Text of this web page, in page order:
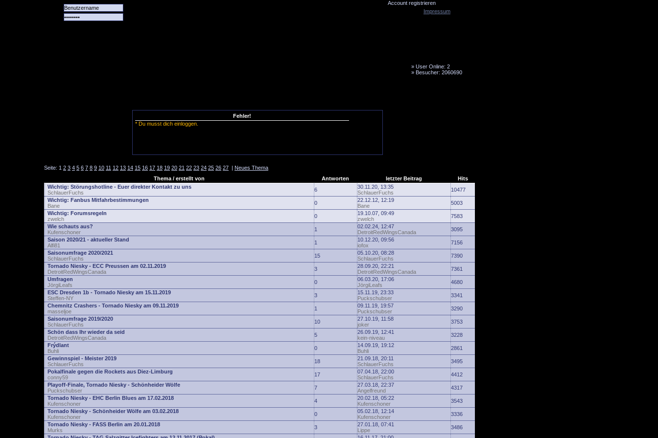
Account registrieren
» User Online: 2
» Besucher: 2060690
Fehler!
* Du musst dich einloggen.
Seite: 1 2 3 4 5 6 7 8 9 10 11 12 13 14 15 16 17 18 19 20 21 22 23 24 25 26 27 | Neues Thema
Thema / erstellt von
Antworten letzter Beitrag
Hits
Wichtig: Störungshotline - Euer direkter Kontakt zu uns
SchlauerFuchs
6
30.11.20, 13:35
SchlauerFuchs
10477
Wichtig: Fanbus Mitfahrbestimmungen
Bane
0
22.12.12, 12:19
Bane
5003
Wichtig: Forumsregeln
zwelch
0
19.10.07, 09:49
zwelch
7583
Wie schauts aus?
Kufenschoner
1
02.02.24, 12:47
DetroitRedWingsCanada
3095
Saison 2020/21 - aktueller Stand
Alfi81
1
10.12.20, 09:56
iofox
7156
Saisonumfrage 2020/2021
SchlauerFuchs
15
05.10.20, 08:28
SchlauerFuchs
7390
Tornado Niesky - ECC Preussen am 02.11.2019
DetroitRedWingsCanada
3
28.09.20, 22:21
DetroitRedWingsCanada
7361
Umfragen
JörgiLeafs
0
06.03.20, 17:06
JörgiLeafs
4680
ESC Dresden 1b - Tornado Niesky am 15.11.2019
Steffen-NY
3
15.11.19, 23:33
Puckschubser
3341
Chemnitz Crashers - Tornado Niesky am 09.11.2019
masseljoe
1
09.11.19, 19:57
Puckschubser
3290
Saisonumfrage 2019/2020
SchlauerFuchs
10
27.10.19, 11:58
joker
3753
Schön dass Ihr wieder da seid
DetroitRedWingsCanada
5
26.09.19, 12:41
kein-niveau
3228
Frýdlant
Buhli
0
14.09.19, 19:12
Buhli
2861
Gewinnspiel - Meister 2019
SchlauerFuchs
18
21.09.18, 20:11
SchlauerFuchs
3495
Pokalfinale gegen die Rockets aus Diez-Limburg
conny59
17
07.04.18, 22:00
SchlauerFuchs
4412
Playoff-Finale, Tornado Niesky - Schönheider Wölfe
Puckschubser
7
27.03.18, 22:37
Angelfreund
4317
Tornado Niesky - EHC Berlin Blues am 17.02.2018
Kufenschoner
4
20.02.18, 05:22
Kufenschoner
3543
Tornado Niesky - Schönheider Wölfe am 03.02.2018
Kufenschoner
0
05.02.18, 12:14
Kufenschoner
3336
Tornado Niesky - FASS Berlin am 20.01.2018
Murks
3
27.01.18, 07:41
Lippe
3486
Impressum